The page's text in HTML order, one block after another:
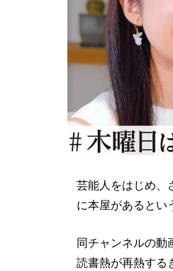
芸能人をはじめ
に本屋があるとい
同チャンネルの動
読書熱が再熱する